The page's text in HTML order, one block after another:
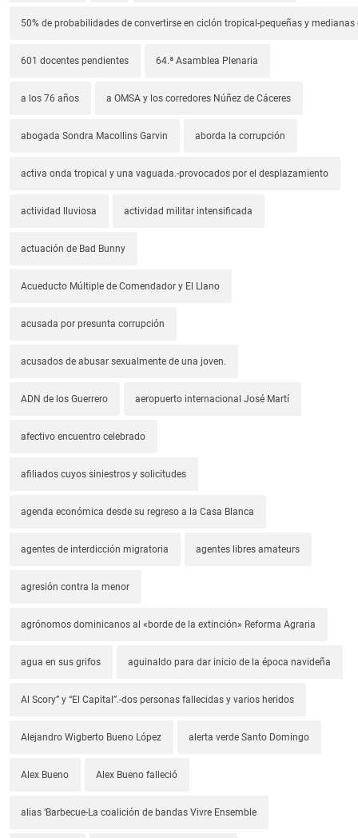
50% de probabilidades de convertirse en ciclón tropical-pequeñas y
601 docentes pendientes 64.ª Asamblea Plenaria
a los 76 años a OMSA y los corredores Núñez de Cáceres
abogada Sondra Macollins Garvin aborda la corrupción
activa onda tropical y una vaguada.-provocados por el desplazamiento
actividad lluviosa actividad militar intensificada
actuación de Bad Bunny
Acueducto Múltiple de Comendador y El Llano
acusada por presunta corrupción
acusados de abusar sexualmente de una joven.
ADN de los Guerrero aeropuerto internacional José Martí
afectivo encuentro celebrado
afiliados cuyos siniestros y solicitudes
agenda económica desde su regreso a la Casa Blanca
agentes de interdicción migratoria agentes libres amateurs
agresión contra la menor
agrónomos dominicanos al «borde de la extinción» Reforma Agraria
agua en sus grifos aguinaldo para dar inicio de la época navideña
Al Scory” y “El Capital”.-dos personas fallecidas y varios heridos
Alejandro Wigberto Bueno López alerta verde Santo Domingo
Alex Bueno Alex Bueno falleció
alias ‘Barbecue-La coalición de bandas Vivre Ensemble